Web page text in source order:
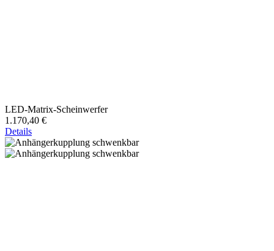
LED-Matrix-Scheinwerfer
1.170,40 €
Details